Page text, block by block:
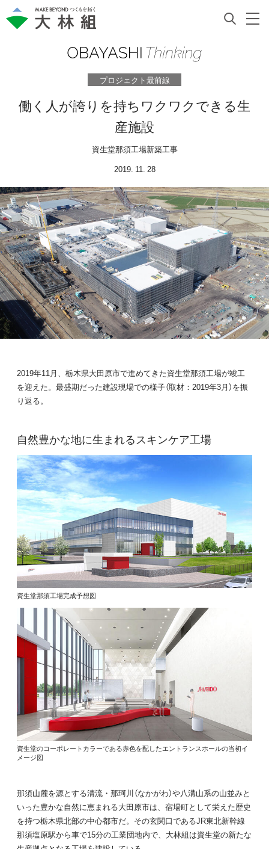
プロジェクト最前線
働く人が誇りを持ちワクワクできる生
産施設
資生堂那須工場新築工事
2019. 11. 28
2019年11月、栃木県大田原市で進めてきた資生堂那須工場が竣工
を迎えた。最盛期だった建設現場での様子（取材：2019年3月）を振
り返る。
自然豊かな地に生まれるスキンケア工場
資生堂那須工場完成予想図
資生堂のコーポレートカラーである赤色を配したエントランスホールの当初イ
メージ図
那須山麓を源とする清流・那珂川（なかがわ）や八溝山系の山並みと
いった豊かな自然に恵まれる大田原市は、宿場町として栄えた歴史
を持つ栃木県北部の中心都市だ。その玄関口であるJR東北新幹線
那須塩原駅から車で15分の工業団地内で、大林組は資生堂の新たな